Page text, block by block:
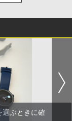
選ぶときに確